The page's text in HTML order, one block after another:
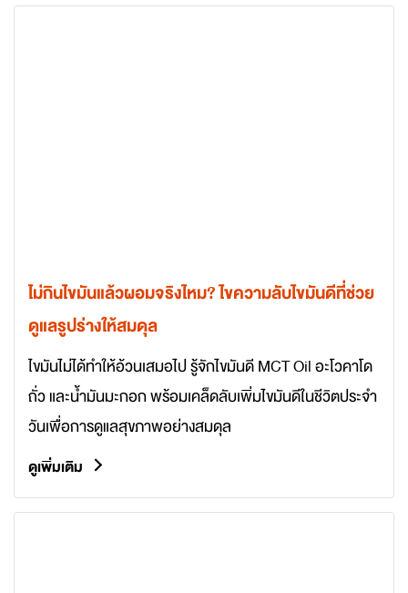
ไม่กินไขมันแล้วผอมจริงไหม? ไขความลับไขมันดีที่ช่วย
ดูแลรูปร่างให้สมดุล
ไขมันไม่ได้ทำให้อ้วนเสมอไป รู้จักไขมันดี MCT Oil อะโวคาโด
ถั่ว และน้ำมันมะกอก พร้อมเคล็ดลับเพิ่มไขมันดีในชีวิตประจำ
วันเพื่อการดูแลสุขภาพอย่างสมดุล
ดูเพิ่มเติม